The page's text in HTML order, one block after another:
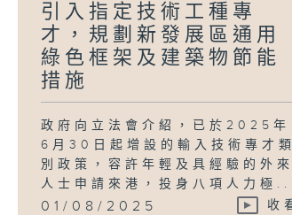
引入指定技術工種專
才，規劃新發展區通用
綠色框架及建築物節能
措施
政府向立法會介紹，已於2025年
6月30日起增設的輸入技術專才類
別政策，容許年輕及具經驗的外來
人士申請來港，投身八項人力極...
01/08/2025 收